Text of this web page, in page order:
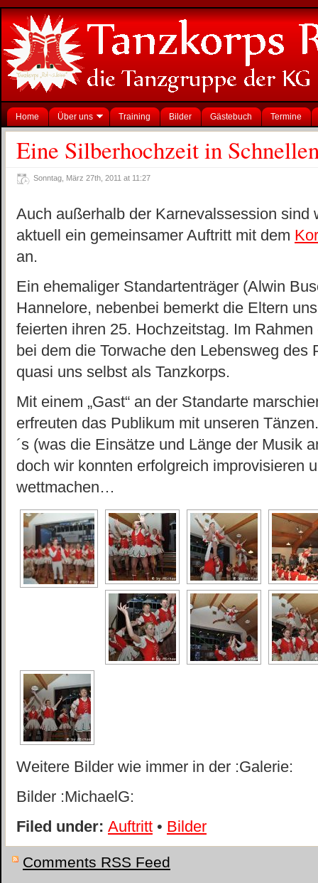
Home Über uns Training Bilder Gästebuch Termine
Eine Silberhochzeit in
Sonntag, März 27th, 2011 at 11:27
Auch außerhalb der Karnevalssession sind
aktuell ein gemeinsamer Auftritt mit dem
an.
Ein ehemaliger Standartenträger (Alwin
Hannelore, nebenbei bemerkt die Eltern
feierten ihren 25. Hochzeitstag. Im
bei dem die Torwache den Lebensweg des
quasi uns selbst als Tanzkorps.
Mit einem „Gast“ an der Standarte
erfreuten das Publikum mit unseren
´s (was die Einsätze und Länge der Musik
doch wir konnten erfolgreich improvisieren
wettmachen…
Weitere Bilder wie immer in der :Galerie:
Bilder :MichaelG:
Filed under: Auftritt • Bilder
Comments RSS Feed